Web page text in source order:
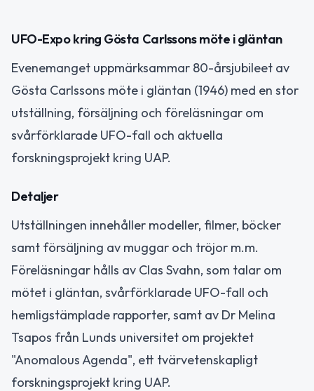
UFO-Expo kring Gösta Carlssons möte i gläntan
Evenemanget uppmärksammar 80-årsjubileet av
Gösta Carlssons möte i gläntan (1946) med en stor
utställning, försäljning och föreläsningar om
svårförklarade UFO-fall och aktuella
forskningsprojekt kring UAP.
Detaljer
Utställningen innehåller modeller, filmer, böcker
samt försäljning av muggar och tröjor m.m.
Föreläsningar hålls av Clas Svahn, som talar om
mötet i gläntan, svårförklarade UFO-fall och
hemligstämplade rapporter, samt av Dr Melina
Tsapos från Lunds universitet om projektet
"Anomalous Agenda", ett tvärvetenskapligt
forskningsprojekt kring UAP.